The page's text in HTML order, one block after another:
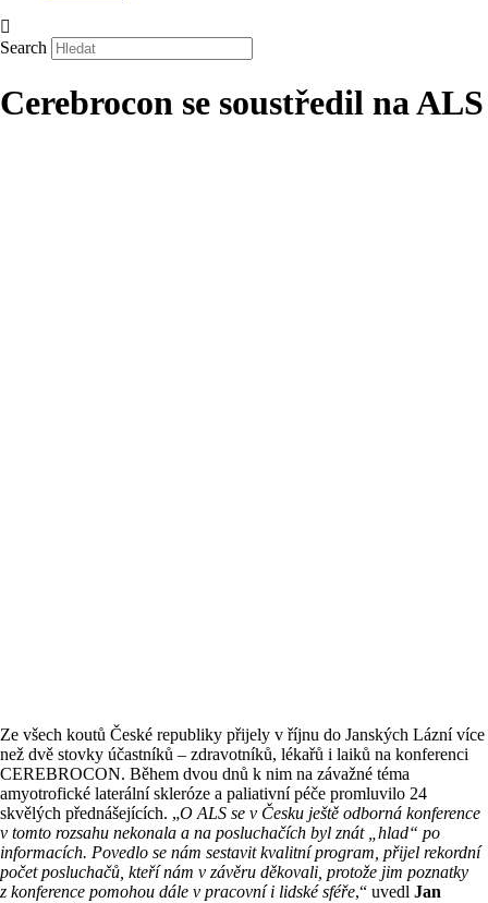
Search
Cerebrocon se soustředil na ALS
Ze všech koutů České republiky přijely v říjnu do Janských Lázní více
než dvě stovky účastníků – zdravotníků, lékařů i laiků na konferenci
CEREBROCON. Během dvou dnů k nim na závažné téma
amyotrofické laterální skleróze a paliativní péče promluvilo 24
skvělých přednášejících. „O ALS se v Česku ještě odborná konference
v tomto rozsahu nekonala a na posluchačích byl znát „hlad“ po
informacích. Povedlo se nám sestavit kvalitní program, přijel rekordní
počet posluchačů, kteří nám v závěru děkovali, protože jim poznatky
z konference pomohou dále v pracovní i lidské sféře,“ uvedl Jan